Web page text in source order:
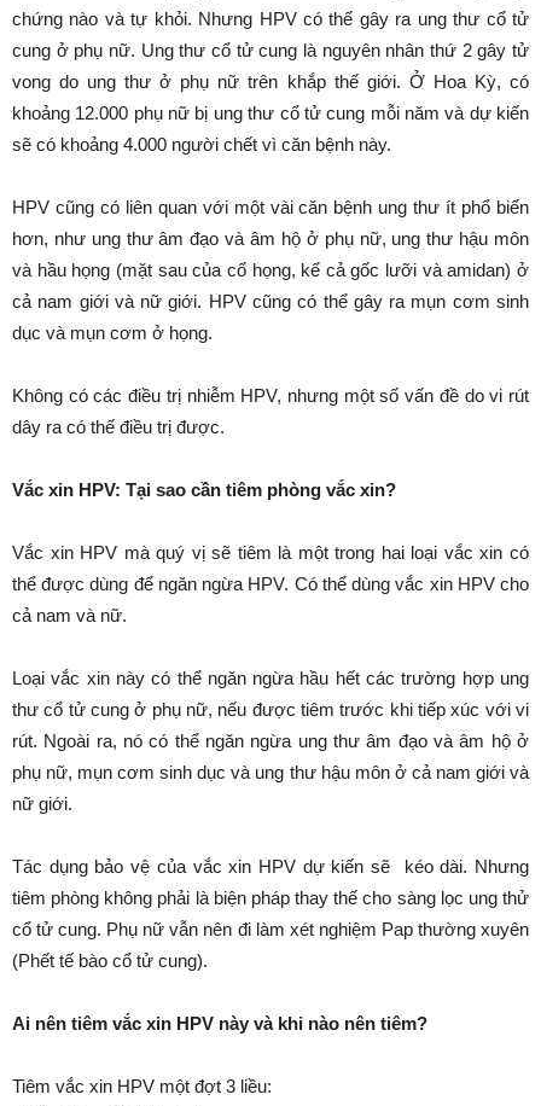
chứng nào và tự khỏi. Nhưng HPV có thể gây ra ung thư cổ tử
cung ở phụ nữ. Ung thư cổ tử cung là nguyên nhân thứ 2 gây tử
vong do ung thư ở phụ nữ trên khắp thế giới. Ở Hoa Kỳ, có
khoảng 12.000 phụ nữ bị ung thư cổ tử cung mỗi năm và dự kiến
sẽ có khoảng 4.000 người chết vì căn bệnh này.
HPV cũng có liên quan với một vài căn bệnh ung thư ít phổ biến
hơn, như ung thư âm đạo và âm hộ ở phụ nữ, ung thư hậu môn
và hầu họng (mặt sau của cổ họng, kể cả gốc lưỡi và amidan) ở
cả nam giới và nữ giới. HPV cũng có thể gây ra mụn cơm sinh
dục và mụn cơm ở họng.
Không có các điều trị nhiễm HPV, nhưng một số vấn đề do vi rút
dây ra có thế điều trị được.
Vắc xin HPV: Tại sao cần tiêm phòng vắc xin?
Vắc xin HPV mà quý vị sẽ tiêm là một trong hai loại vắc xin có
thể được dùng để ngăn ngừa HPV. Có thể dùng vắc xin HPV cho
cả nam và nữ.
Loại vắc xin này có thể ngăn ngừa hầu hết các trường hợp ung
thư cổ tử cung ở phụ nữ, nếu được tiêm trước khi tiếp xúc với vi
rút. Ngoài ra, nó có thể ngăn ngừa ung thư âm đạo và âm hộ ở
phụ nữ, mụn cơm sinh dục và ung thư hậu môn ở cả nam giới và
nữ giới.
Tác dụng bảo vệ của vắc xin HPV dự kiến sẽ kéo dài. Nhưng
tiêm phòng không phải là biện pháp thay thế cho sàng lọc ung thử
cổ tử cung. Phụ nữ vẫn nên đi làm xét nghiệm Pap thường xuyên
(Phết tế bào cổ tử cung).
Ai nên tiêm vắc xin HPV này và khi nào nên tiêm?
Tiêm vắc xin HPV một đợt 3 liều: